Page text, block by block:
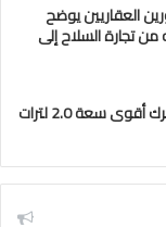
العقاريين يوضح
تجارة السلاح إلى
“كيان إيچيبت ” تَطرح الطراز كوبرا فورمنتور VZ بمحرك أقوى سعة 2.0 لترات